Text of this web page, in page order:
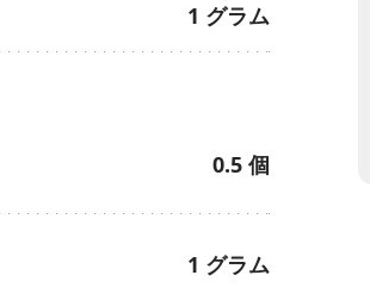
1 グラム
0.5 個
1 グラム